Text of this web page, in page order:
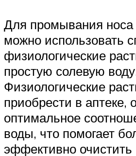
Для промывания носа
можно использовать
физиологические
простую солевую
Физиологические
приобрести в аптеке,
оптимальное
воды, что помогает
эффективно